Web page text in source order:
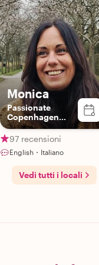
Monica
Passionate
Copenhagen
Guide – Discover
Food, Art &
Nature with a
Local
97 recensioni
English・Italiano
Vedi tutti i locali